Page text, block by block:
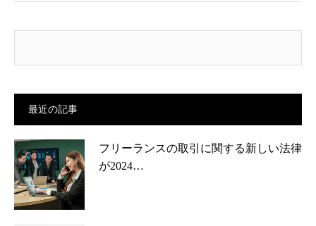
最近の記事
フリーランスの取引に関する新しい法律
が2024…